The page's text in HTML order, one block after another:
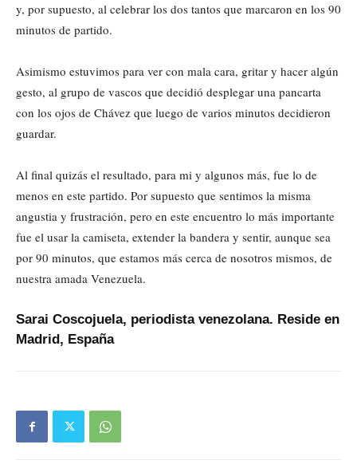
y, por supuesto, al celebrar los dos tantos que marcaron en los 90
minutos de partido.
Asimismo estuvimos para ver con mala cara, gritar y hacer algún
gesto, al grupo de vascos que decidió desplegar una pancarta
con los ojos de Chávez que luego de varios minutos decidieron
guardar.
Al final quizás el resultado, para mi y algunos más, fue lo de
menos en este partido. Por supuesto que sentimos la misma
angustia y frustración, pero en este encuentro lo más importante
fue el usar la camiseta, extender la bandera y sentir, aunque sea
por 90 minutos, que estamos más cerca de nosotros mismos, de
nuestra amada Venezuela.
Sarai Coscojuela, periodista venezolana. Reside en
Madrid, España